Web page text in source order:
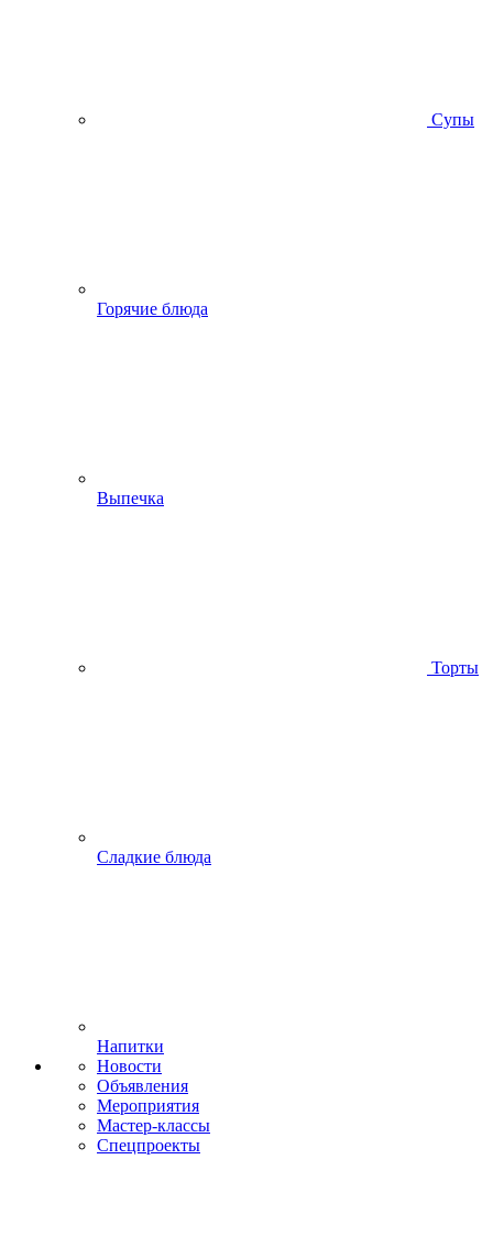
Супы
Горячие блюда
Выпечка
Торты
Сладкие блюда
Напитки
Новости
Объявления
Мероприятия
Мастер-классы
Спецпроекты